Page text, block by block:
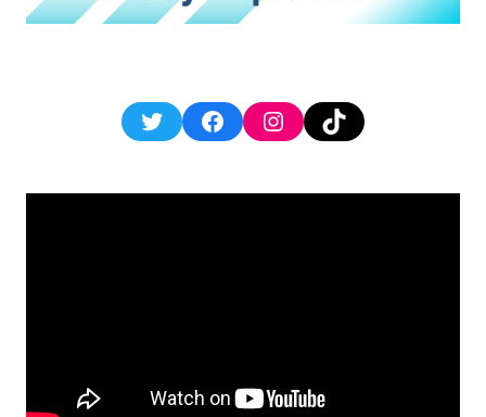
TwitterFacebookInstagram
TikTok